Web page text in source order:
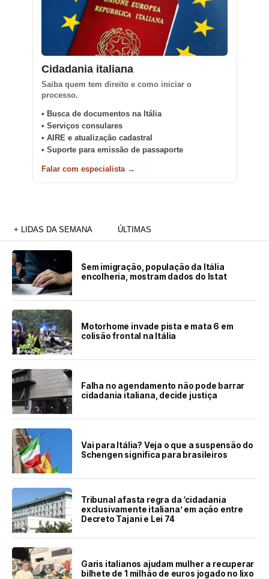
Cidadania italiana
Saiba quem tem direito e como iniciar o
processo.
• Busca de documentos na Itália
• Serviços consulares
• AIRE e atualização cadastral
• Suporte para emissão de passaporte
Falar com especialista →
+ LIDAS DA SEMANA ÚLTIMAS
Sem imigração, população da Itália
encolheria, mostram dados do Istat
Motorhome invade pista e mata 6 em
colisão frontal na Itália
Falha no agendamento não pode barrar
cidadania italiana, decide justiça
Vai para Itália? Veja o que a suspensão do
Schengen significa para brasileiros
Tribunal afasta regra da ‘cidadania
exclusivamente italiana’ em ação entre
Decreto Tajani e Lei 74
Garis italianos ajudam mulher a recuperar
bilhete de 1 milhão de euros jogado no lixo